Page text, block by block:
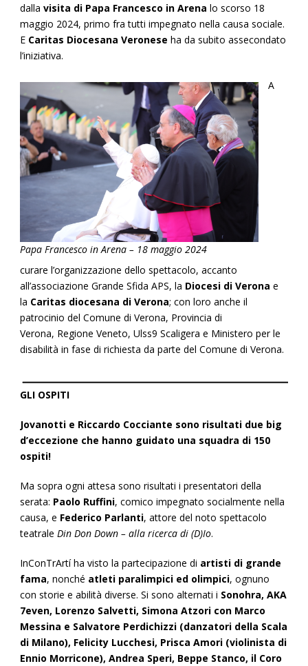
dalla visita di Papa Francesco in Arena lo scorso 18
maggio 2024, primo fra tutti impegnato nella causa sociale.
E Caritas Diocesana Veronese ha da subito assecondato
l’iniziativa.
Papa Francesco in Arena – 18 maggio 2024
A
curare l’organizzazione dello spettacolo, accanto
all’associazione Grande Sfida APS, la Diocesi di Verona e
la Caritas diocesana di Verona; con loro anche il
patrocinio del Comune di Verona, Provincia di
Verona, Regione Veneto, Ulss9 Scaligera e Ministero per le
disabilità in fase di richiesta da parte del Comune di Verona.
GLI OSPITI
Jovanotti e Riccardo Cocciante sono risultati due big
d’eccezione che hanno guidato una squadra di 150
ospiti!
Ma sopra ogni attesa sono risultati i presentatori della
serata: Paolo Ruffini, comico impegnato socialmente nella
causa, e Federico Parlanti, attore del noto spettacolo
teatrale Din Don Down – alla ricerca di (D)Io.
InConTrArtí ha visto la partecipazione di artisti di grande
fama, nonché atleti paralimpici ed olimpici, ognuno
con storie e abilità diverse. Si sono alternati i Sonohra, AKA
7even, Lorenzo Salvetti, Simona Atzori con Marco
Messina e Salvatore Perdichizzi (danzatori della Scala
di Milano), Felicity Lucchesi, Prisca Amori (violinista di
Ennio Morricone), Andrea Speri, Beppe Stanco, il Coro